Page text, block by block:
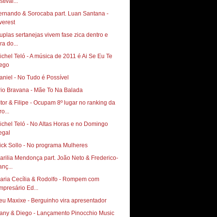
& Sorocaba part. Luan Santana -
sertanejas vivem fase zica dentro e
do...
Teló - A música de 2011 é Ai Se Eu Te
- No Tudo é Possível
Bravana - Mãe To Na Balada
& Filipe - Ocupam 8º lugar no ranking da
Teló - No Altas Horas‏ e no Domingo
Rick Sollo - No programa Mulheres‏
Mendonça part. João Neto & Frederico-
Cecília & Rodolfo - Rompem com
Ed...
Maxixe - Berguinho vira apresentador
& Diego - Lançamento Pinocchio Music